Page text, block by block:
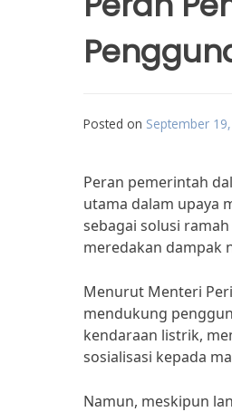
Posted on September
Peran pemerintah
utama dalam upaya
sebagai solusi
meredakan dampak
Menurut Menteri
mendukung
kendaraan listrik,
sosialisasi kepada
Namun, meskipun